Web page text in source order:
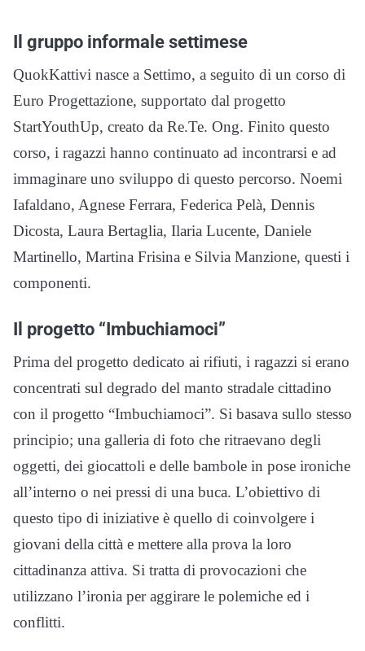
Il gruppo informale settimese
QuokKattivi nasce a Settimo, a seguito di un corso di
Euro Progettazione, supportato dal progetto
StartYouthUp, creato da Re.Te. Ong. Finito questo
corso, i ragazzi hanno continuato ad incontrarsi e ad
immaginare uno sviluppo di questo percorso. Noemi
Iafaldano, Agnese Ferrara, Federica Pelà, Dennis
Dicosta, Laura Bertaglia, Ilaria Lucente, Daniele
Martinello, Martina Frisina e Silvia Manzione, questi i
componenti.
Il progetto “Imbuchiamoci”
Prima del progetto dedicato ai rifiuti, i ragazzi si erano
concentrati sul degrado del manto stradale cittadino
con il progetto “Imbuchiamoci”. Si basava sullo stesso
principio; una galleria di foto che ritraevano degli
oggetti, dei giocattoli e delle bambole in pose ironiche
all’interno o nei pressi di una buca. L’obiettivo di
questo tipo di iniziative è quello di coinvolgere i
giovani della città e mettere alla prova la loro
cittadinanza attiva. Si tratta di provocazioni che
utilizzano l’ironia per aggirare le polemiche ed i
conflitti.